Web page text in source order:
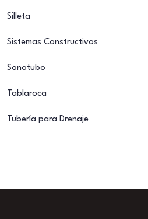
Silleta
Sistemas Constructivos
Sonotubo
Tablaroca
Tubería para Drenaje